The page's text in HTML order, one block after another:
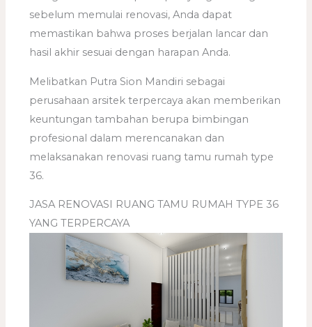
sebelum memulai renovasi, Anda dapat
memastikan bahwa proses berjalan lancar dan
hasil akhir sesuai dengan harapan Anda.
Melibatkan Putra Sion Mandiri sebagai
perusahaan arsitek terpercaya akan memberikan
keuntungan tambahan berupa bimbingan
profesional dalam merencanakan dan
melaksanakan renovasi ruang tamu rumah type
36.
JASA RENOVASI RUANG TAMU RUMAH TYPE 36
YANG TERPERCAYA